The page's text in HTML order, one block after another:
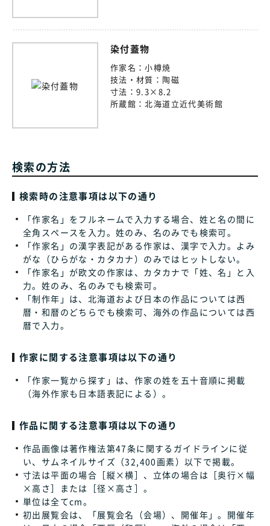
染付蓋物
作家名：小樽焼
技法・材質： 陶磁
寸法： 9.3×8.2
所蔵館：北海道立近代美術館
検索の方法
検索時の注意事項は以下の通り
「作家名」をフルネームで入力する場合、姓と名の間に
全角スペースを入力。姓のみ、名のみでも検索可。
「作家名」の漢字表記がある作家は、漢字で入力。よみ
がな（ひらがな・カタカナ）のみではヒットしない。
「作家名」が欧文の作家は、カタカナで「姓、名」と入
力。姓のみ、名のみでも検索可。
「制作年」は、北海道および日本の作品については西
暦・和暦のどちらでも検索可、海外の作品については西
暦で入力。
作家に関する注意事項は以下の通り
「作家一覧から探す」は、作家の姓を五十音順に掲載
（海外作家も日本語表記による）。
作品に関する注意事項は以下の通り
作品画像は著作権法第47条に関するガイドラインに従
い、サムネイルサイズ（32,400画素）以下で掲載。
寸法は平面の場合［縦×横］、立体の場合は［奥行×幅
×高さ］または［径×高さ］。
単位は全てcm。
初出展覧会は、「展覧会名（会場）、開催年」。開催年